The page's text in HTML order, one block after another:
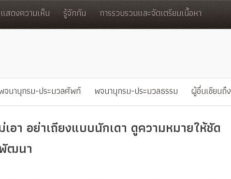
สดงความเห็น รู้จักกัน การรวบรวมและจัดเตรียมเนื้อหา
จนานุกรม-ประมวลศัพท์ พจนานุกรม-ประมวลธรรม ผู้อื่นเขียนถึง
อา อย่าเถียงแบบนักเดา ดูความหมายให้ชัด
ฒนา